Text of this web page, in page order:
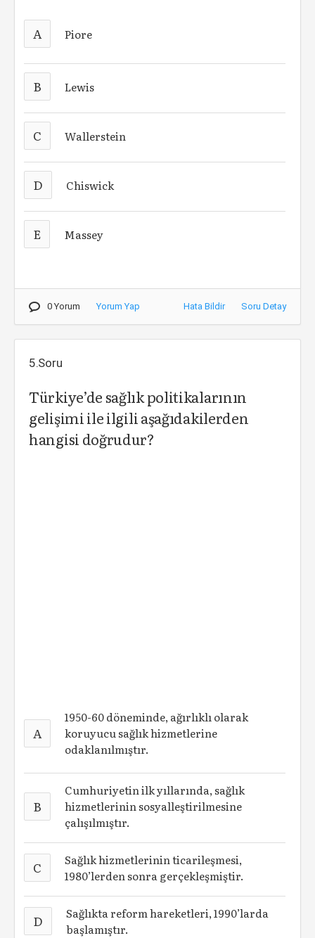
A Piore
B Lewis
C Wallerstein
D Chiswick
E Massey
0 Yorum Yorum Yap Hata Bildir Soru Detay
5.Soru
Türkiye’de sağlık politikalarının
gelişimi ile ilgili aşağıdakilerden
hangisi doğrudur?
A
1950-60 döneminde, ağırlıklı olarak
koruyucu sağlık hizmetlerine
odaklanılmıştır.
B
Cumhuriyetin ilk yıllarında, sağlık
hizmetlerinin sosyalleştirilmesine
çalışılmıştır.
C
Sağlık hizmetlerinin ticarileşmesi,
1980’lerden sonra gerçekleşmiştir.
D
Sağlıkta reform hareketleri, 1990’larda
başlamıştır.